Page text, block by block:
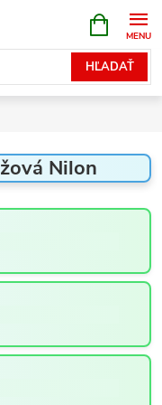
HĽADAŤ
KOŠÍK
Nilon